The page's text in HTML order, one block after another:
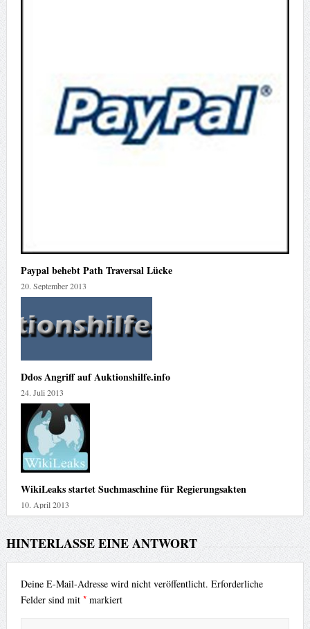
Paypal behebt Path Traversal Lücke
20. September 2013
Ddos Angriff auf Auktionshilfe.info
24. Juli 2013
WikiLeaks startet Suchmaschine für Regierungsakten
10. April 2013
HINTERLASSE EINE ANTWORT
Deine E-Mail-Adresse wird nicht veröffentlicht. Erforderliche
Felder sind mit *markiert